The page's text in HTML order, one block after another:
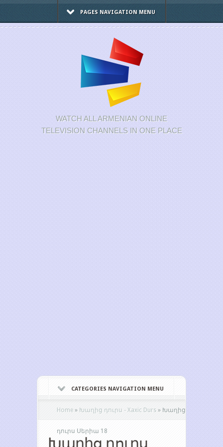
PAGES NAVIGATION MENU
WATCH ALL ARMENIAN ONLINE
TELEVISION CHANNELS IN ONE PLACE
CATEGORIES NAVIGATION MENU
Home » Խաղից դուրս - Xaxic Durs » Խաղից
դուրս Սերիա 18
Խաղից դուրս